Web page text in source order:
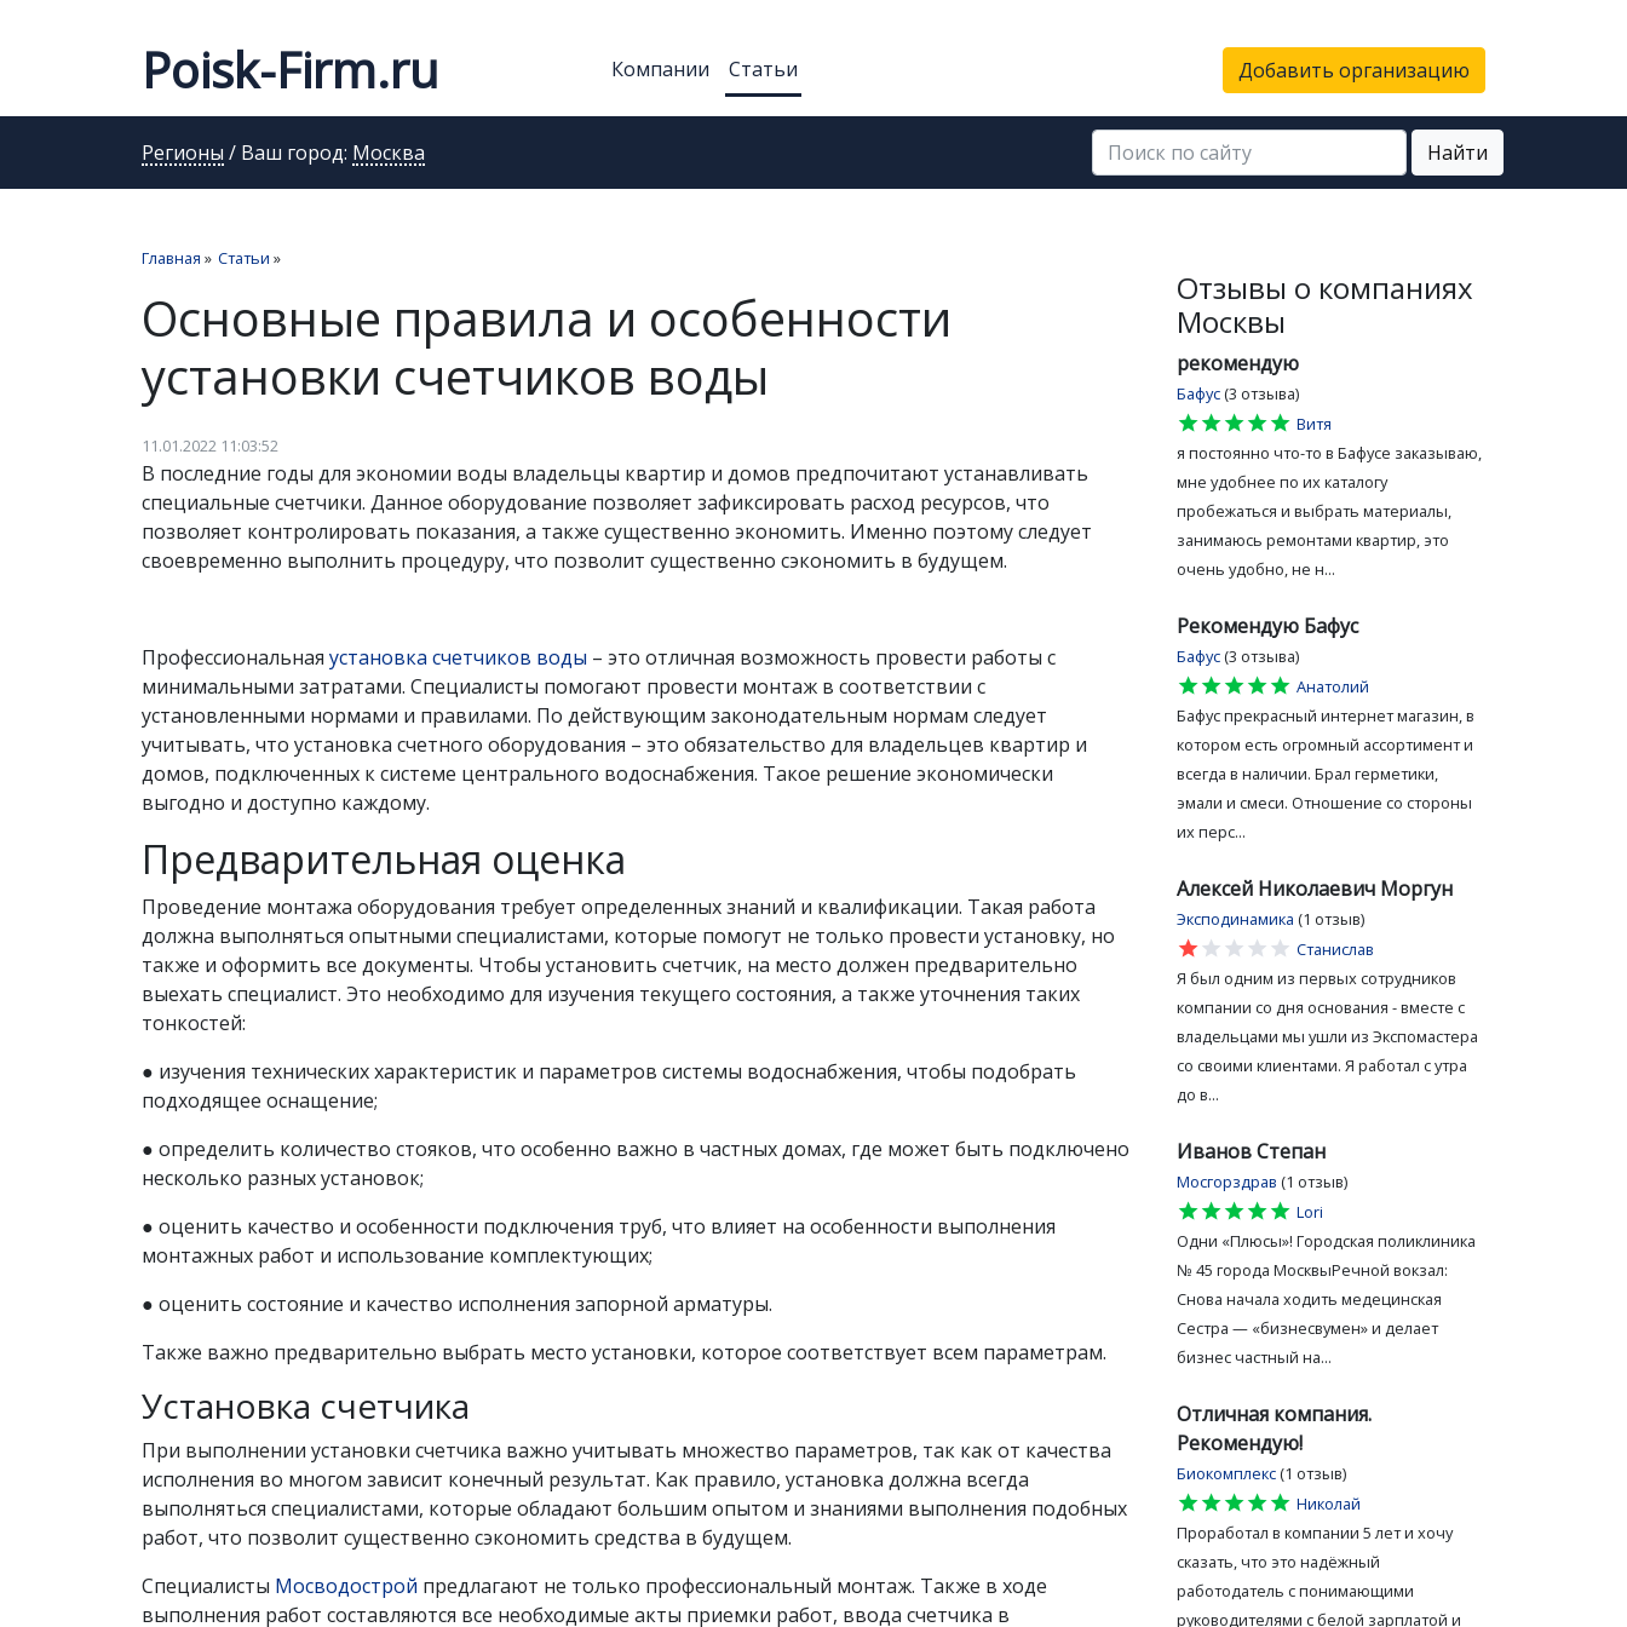
Poisk-Firm.ru Компании Статьи Добавить организацию
Регионы / Ваш город: Москва Найти
Главная » Статьи »
Основные правила и особенности
установки счетчиков воды
11.01.2022 11:03:52
В последние годы для экономии воды владельцы квартир и домов предпочитают устанавливать
специальные счетчики. Данное оборудование позволяет зафиксировать расход ресурсов, что
позволяет контролировать показания, а также существенно экономить. Именно поэтому следует
своевременно выполнить процедуру, что позволит существенно сэкономить в будущем.
Профессиональная установка счетчиков воды – это отличная возможность провести работы с
минимальными затратами. Специалисты помогают провести монтаж в соответствии с
установленными нормами и правилами. По действующим законодательным нормам следует
учитывать, что установка счетного оборудования – это обязательство для владельцев квартир и
домов, подключенных к системе центрального водоснабжения. Такое решение экономически
выгодно и доступно каждому.
Предварительная оценка
Проведение монтажа оборудования требует определенных знаний и квалификации. Такая работа
должна выполняться опытными специалистами, которые помогут не только провести установку, но
также и оформить все документы. Чтобы установить счетчик, на место должен предварительно
выехать специалист. Это необходимо для изучения текущего состояния, а также уточнения таких
тонкостей:
● изучения технических характеристик и параметров системы водоснабжения, чтобы подобрать
подходящее оснащение;
● определить количество стояков, что особенно важно в частных домах, где может быть подключено
несколько разных установок;
● оценить качество и особенности подключения труб, что влияет на особенности выполнения
монтажных работ и использование комплектующих;
● оценить состояние и качество исполнения запорной арматуры.
Также важно предварительно выбрать место установки, которое соответствует всем параметрам.
Установка счетчика
При выполнении установки счетчика важно учитывать множество параметров, так как от качества
исполнения во многом зависит конечный результат. Как правило, установка должна всегда
выполняться специалистами, которые обладают большим опытом и знаниями выполнения подобных
работ, что позволит существенно сэкономить средства в будущем.
Специалисты Мосводострой предлагают не только профессиональный монтаж. Также в ходе
выполнения работ составляются все необходимые акты приемки работ, ввода счетчика в
Отзывы о компаниях
Москвы
рекомендую
Бафус (3 отзыва)
star
star
star
star
star
Витя
я постоянно что-то в Бафусе заказываю,
мне удобнее по их каталогу
пробежаться и выбрать материалы,
занимаюсь ремонтами квартир, это
очень удобно, не н...
Рекомендую Бафус
Бафус (3 отзыва)
star
star
star
star
star
Анатолий
Бафус прекрасный интернет магазин, в
котором есть огромный ассортимент и
всегда в наличии. Брал герметики,
эмали и смеси. Отношение со стороны
их перс...
Алексей Николаевич Моргун
Эксподинамика (1 отзыв)
star
star
star
star
star
Станислав
Я был одним из первых сотрудников
компании со дня основания - вместе с
владельцами мы ушли из Экспомастера
со своими клиентами. Я работал с утра
до в...
Иванов Степан
Мосгорздрав (1 отзыв)
star
star
star
star
star
Lori
Одни «Плюсы»! Городская поликлиника
№ 45 города МосквыРечной вокзал:
Снова начала ходить медецинская
Сестра — «бизнесвумен» и делает
бизнес частный на...
Отличная компания.
Рекомендую!
Биокомплекс (1 отзыв)
star
star
star
star
star
Николай
Проработал в компании 5 лет и хочу
сказать, что это надёжный
работодатель с понимающими
руководителями с белой зарплатой и